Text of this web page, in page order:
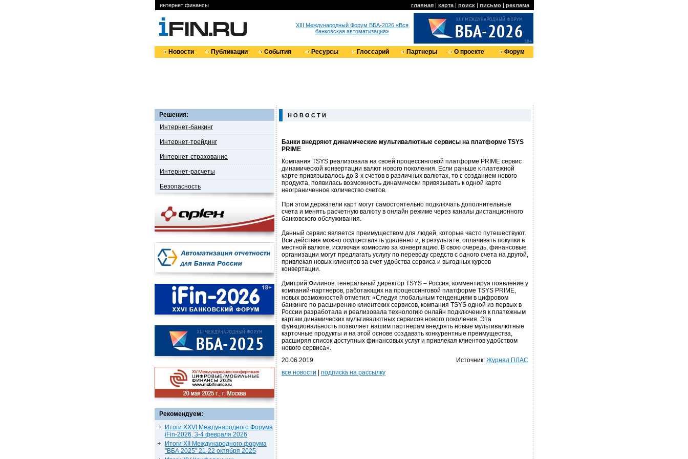
интернет финансы главная| карта| поиск| письмо| реклама
XIII Международный Форум ВБА-2026 «Вся
банковская автоматизация»
Новости Публикации События Ресурсы Глоссарий Партнеры О проекте Форум
Решения:
Интернет-банкинг
Интернет-трейдинг
Интернет-страхование
Интернет-расчеты
Безопасность
Рекомендуем:
Итоги XXVI Международного Форума
iFin-2026, 3-4 февраля 2026
Итоги XII Международного форума
"ВБА 2025" 21-22 октября 2025
Н О В О С Т И
Банки внедряют динамические мультивалютные сервисы на платформе TSYS
PRIME
Компания TSYS реализовала на своей процессинговой платформе PRIME сервис
динамической конвертации валют нового поколения. Если раньше к платежной
карте привязывалось до 3-х счетов в различных валютах, то с созданием нового
продукта, появилась возможность динамически привязывать к одной карте
неограниченное количество счетов.
При этом держатели карт могут самостоятельно подключать дополнительные
счета и менять расчетную валюту в онлайн режиме через каналы дистанционного
банковского обслуживания.
Данный сервис является преимуществом для людей, которые часто путешествуют.
Все действия можно осуществлять удаленно и, в результате, оплачивать покупки в
местной валюте, исключая комиссию за конвертацию. В свою очередь, финансовые
организации могут предлагать услугу по переводу средств с одного счета на другой,
привлекая новых клиентов за счет удобства сервиса и выгодных курсов
конвертации.
Дмитрий Филинов, генеральный директор TSYS – Россия, комментируя появление у
компаний-партнеров, работающих на процессинговой платформе TSYS PRIME,
новых возможностей отметил: «Следуя глобальным тенденциям в цифровом
банкинге по расширению клиентских сервисов, компания TSYS одной из первых в
России разработала и реализовала технологию онлайн подключения к платежным
картам динамических мультивалютных сервисов нового поколения. Эта
функциональность позволяет нашим партнерам внедрять новые мультивалютные
карточные продукты и на этой основе создавать конкурентные преимущества,
расширяя список доступных финансовых услуг и привлекая клиентов удобством
нового сервиса».
20.06.2019
Источник: Журнал ПЛАС
все новости
подписка на рассылку